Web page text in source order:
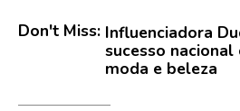
Don't Miss: Influenciadora
sucesso
moda e beleza